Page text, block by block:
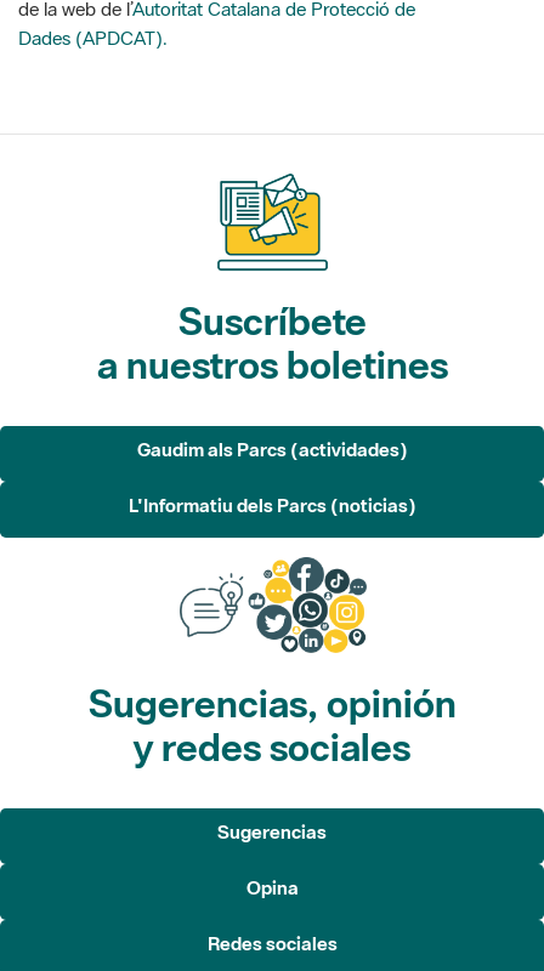
Suscríbete
a nuestros boletines
L'Informatiu dels Parcs (noticias)
Sugerencias, opinión
y redes sociales
Opina
Redes sociales